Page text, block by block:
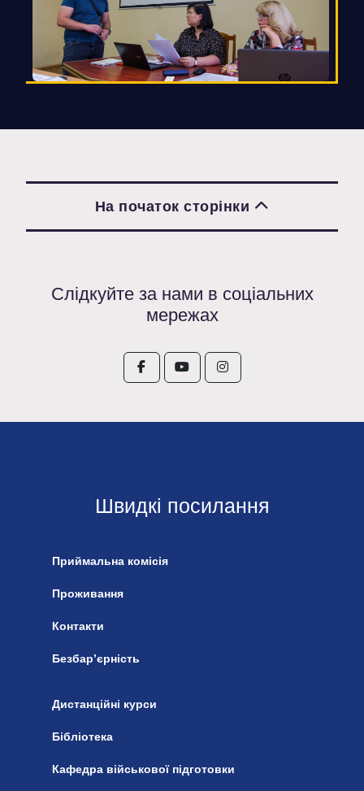
На початок сторінки
Слідкуйте за нами в соціальних
мережах
Швидкі посилання
Приймальна комісія
Проживання
Контакти
Безбар’єрність
Дистанційні курси
Бібліотека
Кафедра військової підготовки